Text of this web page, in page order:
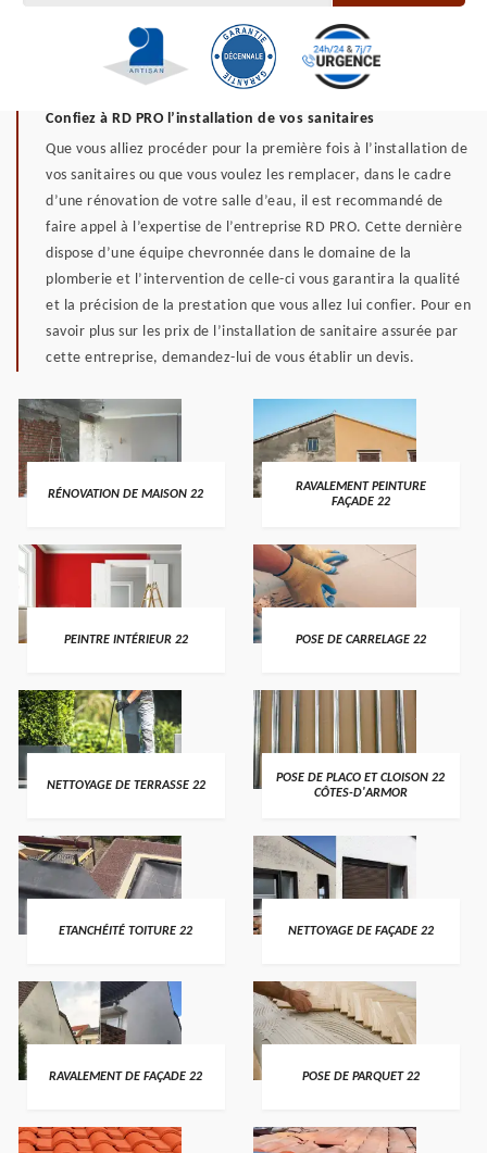
Confiez à RD PRO l’installation de vos sanitaires
Que vous alliez procéder pour la première fois à l’installation de
vos sanitaires ou que vous voulez les remplacer, dans le cadre
d’une rénovation de votre salle d’eau, il est recommandé de
faire appel à l’expertise de l’entreprise RD PRO. Cette dernière
dispose d’une équipe chevronnée dans le domaine de la
plomberie et l’intervention de celle-ci vous garantira la qualité
et la précision de la prestation que vous allez lui confier. Pour en
savoir plus sur les prix de l’installation de sanitaire assurée par
cette entreprise, demandez-lui de vous établir un devis.
RÉNOVATION DE MAISON 22
RAVALEMENT PEINTURE
FAÇADE 22
PEINTRE INTÉRIEUR 22 POSE DE CARRELAGE 22
NETTOYAGE DE TERRASSE 22
POSE DE PLACO ET CLOISON 22
CÔTES-D'ARMOR
ETANCHÉITÉ TOITURE 22 NETTOYAGE DE FAÇADE 22
RAVALEMENT DE FAÇADE 22 POSE DE PARQUET 22